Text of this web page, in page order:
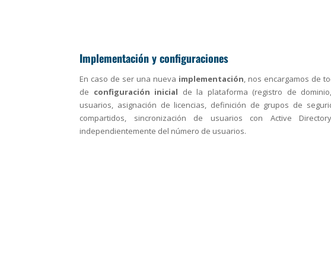
Implementación y configuraciones
En caso de ser una nueva implementación, nos encargamos de
de configuración inicial de la plataforma (registro de
usuarios, asignación de licencias, definición de grupos de
compartidos, sincronización de usuarios con Active
independientemente del número de usuarios.